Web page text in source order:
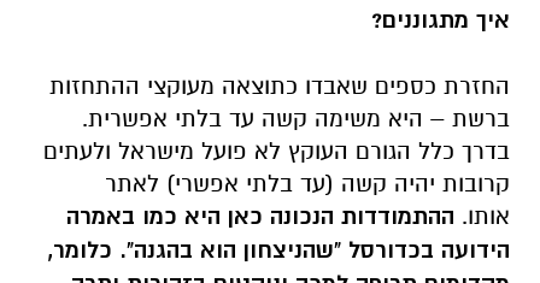
איך מתגוננים?
החזרת כספים שאבדו כתוצאה מעוקצי ההתחזות
ברשת – היא משימה קשה עד בלתי אפשרית.
בדרך כלל הגורם העוקץ לא פועל מישראל ולעתים
קרובות יהיה קשה (עד בלתי אפשרי) לאתר
אותו. ההתמודדות הנכונה כאן היא כמו באמרה
הידועה בכדורסל "שהניצחון הוא בהגנה". כלומר,